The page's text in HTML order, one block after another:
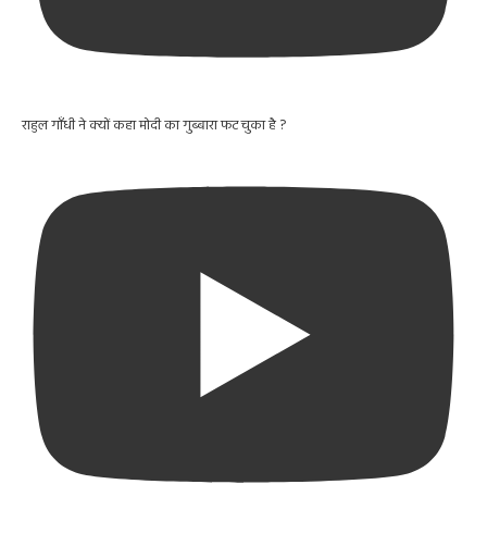
राहुल गाँधी ने क्यों कहा मोदी का गुब्बारा फट चुका है ?